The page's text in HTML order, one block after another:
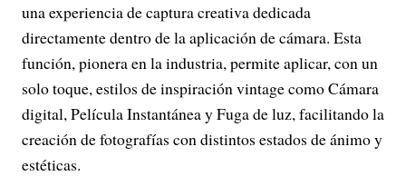
una experiencia de captura creativa dedicada
directamente dentro de la aplicación de cámara. Esta
función, pionera en la industria, permite aplicar, con un
solo toque, estilos de inspiración vintage como Cámara
digital, Película Instantánea y Fuga de luz, facilitando la
creación de fotografías con distintos estados de ánimo y
estéticas.